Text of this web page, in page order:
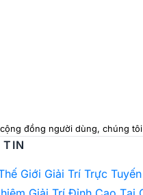
đồng người dùng, chúng
Giới Giải Trí Trực